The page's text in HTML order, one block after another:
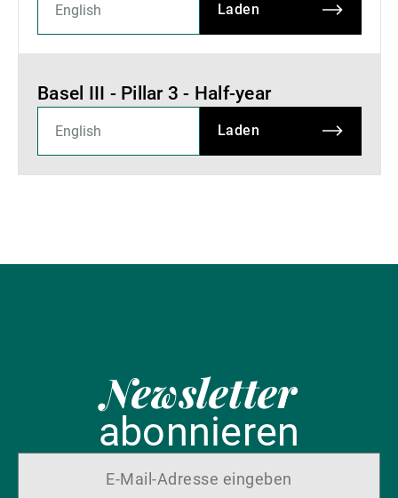
Laden
Basel III - Pillar 3 - Half-year
Laden
Newsletter
abonnieren